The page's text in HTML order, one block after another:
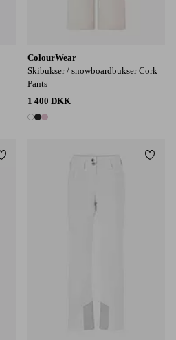
ColourWear
Skibukser / snowboardbukser Cork
Pants
1 400 DKK
3 farver
Tilføj til favoritter